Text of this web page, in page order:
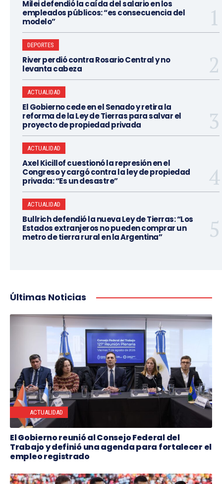
Milei defendió la caída del salario en los
empleados públicos: “es consecuencia del
modelo”
DEPORTES
River perdió contra Rosario Central y no
levanta cabeza
ACTUALIDAD
El Gobierno cede en el Senado y retira la
reforma de la Ley de Tierras para salvar el
proyecto de propiedad privada
ACTUALIDAD
Axel Kicillof cuestionó la represión en el
Congreso y cargó contra la ley de propiedad
privada: “Es un desastre”
ACTUALIDAD
Bullrich defendió la nueva Ley de Tierras: “Los
Estados extranjeros no pueden comprar un
metro de tierra rural en la Argentina”
Últimas Noticias
ACTUALIDAD
El Gobierno reunió al Consejo Federal del
Trabajo y definió una agenda para fortalecer el
empleo registrado